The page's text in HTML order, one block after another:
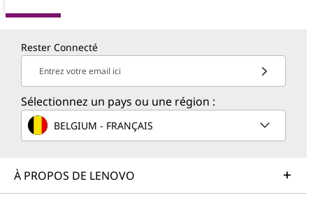
Rester Connecté
Entrez votre email ici
Sélectionnez un pays ou une région :
BELGIUM - FRANÇAIS
À PROPOS DE LENOVO